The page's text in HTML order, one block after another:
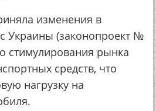
изменения в
Украины (законопроект №
стимулирования рынка
средств, что
нагрузку на